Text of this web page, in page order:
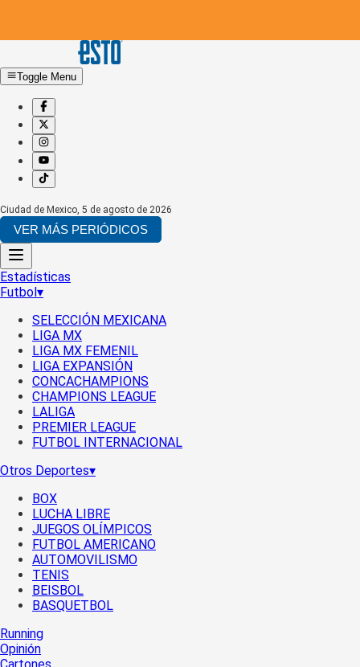
Toggle Menu
Ciudad de Mexico, 5 de agosto de 2026
VER MÁS PERIÓDICOS
Estadísticas
Futbol▾
SELECCIÓN MEXICANA
LIGA MX
LIGA MX FEMENIL
LIGA EXPANSIÓN
CONCACHAMPIONS
CHAMPIONS LEAGUE
LALIGA
PREMIER LEAGUE
FUTBOL INTERNACIONAL
Otros Deportes▾
BOX
LUCHA LIBRE
JUEGOS OLÍMPICOS
FUTBOL AMERICANO
AUTOMOVILISMO
TENIS
BEISBOL
BASQUETBOL
Running
Opinión